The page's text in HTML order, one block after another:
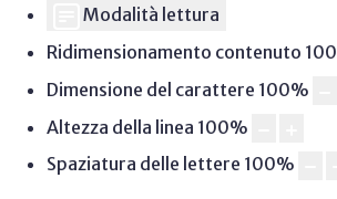
Modalità lettura
Ridimensionamento contenuto 100
Dimensione del carattere 100%
Altezza della linea 100%
Spaziatura delle lettere 100%